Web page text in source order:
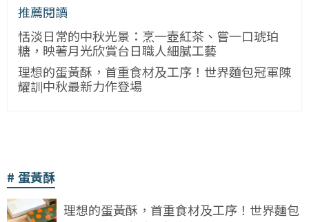
推薦閱讀
恬淡日常的中秋光景：烹一壺紅茶、嘗一口琥珀
糖，映著月光欣賞台日職人細膩工藝
理想的蛋黃酥，首重食材及工序！世界麵包冠軍陳
耀訓中秋最新力作登場
蛋黃酥
理想的蛋黃酥，首重食材及工序！世界麵包